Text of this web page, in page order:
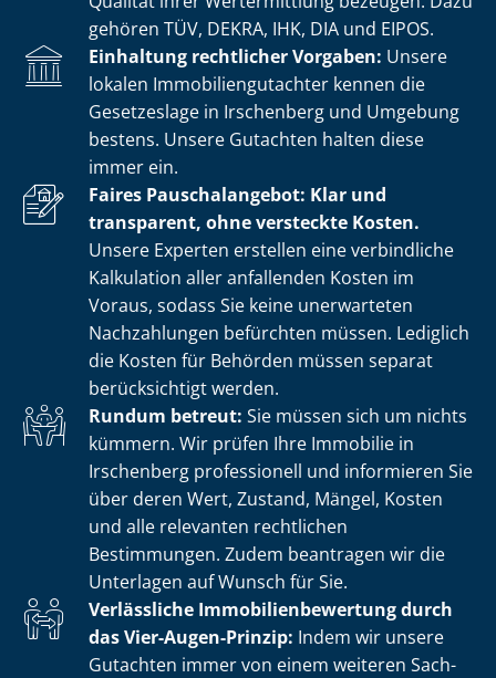
gehören TÜV, DEKRA, IHK, DIA und EIPOS.
Einhaltung rechtlicher Vorgaben: Unsere
lokalen Im­mo­bi­li­en­gut­ach­ter kennen die
Gesetzeslage in Irschenberg und Umgebung
bestens. Unsere Gutachten halten diese
immer ein.
Faires Pauschalangebot: Klar und
transparent, ohne versteckte Kosten.
Unsere Experten erstellen eine verbindliche
Kalkulation aller anfallenden Kosten im
Voraus, sodass Sie keine unerwarteten
Nachzahlungen befürchten müssen. Lediglich
die Kosten für Behörden müssen separat
berücksichtigt werden.
Rundum betreut: Sie müssen sich um nichts
kümmern. Wir prüfen Ihre Immobilie in
Irschenberg professionell und informieren Sie
über deren Wert, Zustand, Mängel, Kosten
und alle relevanten rechtlichen
Bestimmungen. Zudem beantragen wir die
Unterlagen auf Wunsch für Sie.
Verlässliche Im­mo­bi­li­en­be­wer­tung durch
das Vier-Augen-Prinzip: Indem wir unsere
Gutachten immer von einem weiteren Sach­